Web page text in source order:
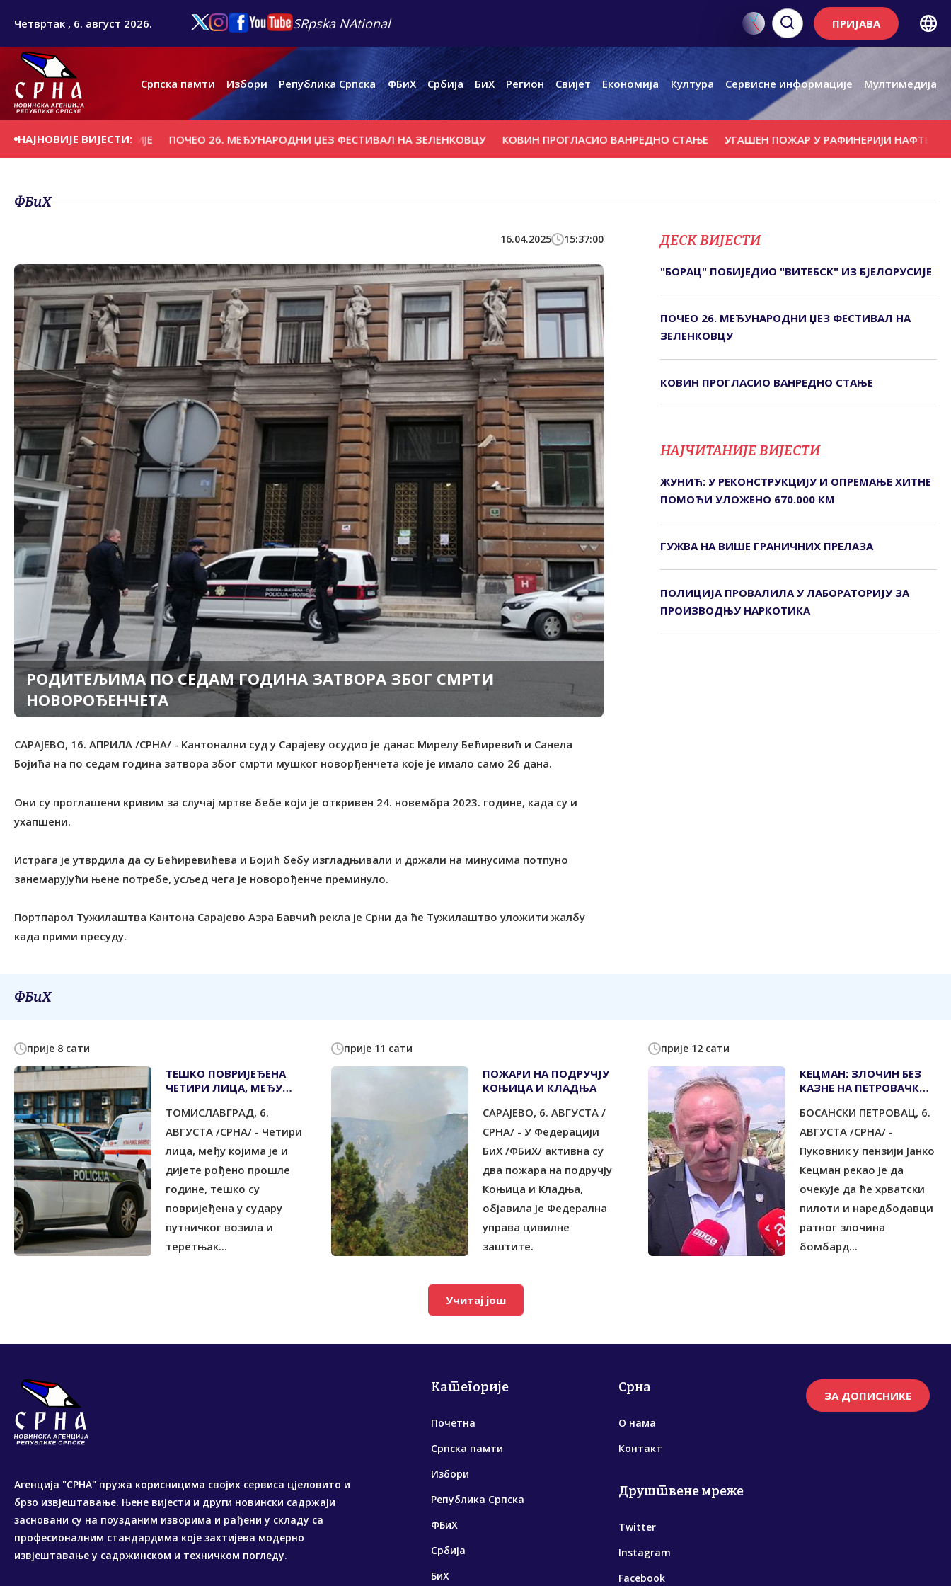
Четвртак , 6. август 2026. SRpska NAtional ПРИЈАВА
Српска памти Избори Република Српска ФБиХ Србија БиХ Регион Свијет Економија Култура Сервисне информације Мултимедија
НАЈНОВИЈЕ ВИЈЕСТИ:
ИЗ БЈЕЛОРУСИЈЕ ПОЧЕО 26. МЕЂУНАРОДНИ ЏЕЗ ФЕСТИВАЛ НА ЗЕЛЕНКОВЦУ КОВИН ПРОГЛАСИО ВАНРЕДНО СТАЊЕ УГАШЕН ПОЖАР У РАФИНЕРИЈИ НАФТЕ ИЗАЗВАН
ФБиХ
16.04.2025 15:37:00
РОДИТЕЉИМА ПО СЕДАМ ГОДИНА ЗАТВОРА ЗБОГ СМРТИ
НОВОРОЂЕНЧЕТА
САРАЈЕВО, 16. АПРИЛА /СРНА/ - Кантонални суд у Сарајеву осудио је данас Мирелу Бећиревић и Санела
Бојића на по седам година затвора због смрти мушког новорђенчета које је имало само 26 дана.
Они су проглашени кривим за случај мртве бебе који је откривен 24. новембра 2023. године, када су и
ухапшени.
Истрага је утврдила да су Бећиревићева и Бојић бебу изгладњивали и држали на минусима потпуно
занемарујући њене потребе, усљед чега је новорођенче преминуло.
Портпарол Тужилаштва Кантона Сарајево Азра Бавчић рекла је Срни да ће Тужилаштво уложити жалбу
када прими пресуду.
ДЕСК ВИЈЕСТИ
"БОРАЦ" ПОБИЈЕДИО "ВИТЕБСК" ИЗ БЈЕЛОРУСИЈЕ
ПОЧЕО 26. МЕЂУНАРОДНИ ЏЕЗ ФЕСТИВАЛ НА
ЗЕЛЕНКОВЦУ
КОВИН ПРОГЛАСИО ВАНРЕДНО СТАЊЕ
НАЈЧИТАНИЈЕ ВИЈЕСТИ
ЖУНИЋ: У РЕКОНСТРУКЦИЈУ И ОПРЕМАЊЕ ХИТНЕ
ПОМОЋИ УЛОЖЕНО 670.000 КМ
ГУЖВА НА ВИШЕ ГРАНИЧНИХ ПРЕЛАЗА
ПОЛИЦИЈА ПРОВАЛИЛА У ЛАБОРАТОРИЈУ ЗА
ПРОИЗВОДЊУ НАРКОТИКА
ФБиХ
прије 8 сати
ТЕШКО ПОВРИЈЕЂЕНА
ЧЕТИРИ ЛИЦА, МЕЂУ
ТОМИСЛАВГРАД, 6.
АВГУСТА /СРНА/ - Четири
лица, међу којима је и
дијете рођено прошле
године, тешко су
повријеђена у судару
путничког возила и
теретњак...
прије 11 сати
ПОЖАРИ НА ПОДРУЧЈУ
КОЊИЦА И КЛАДЊА
САРАЈЕВО, 6. АВГУСТА /
СРНА/ - У Федерацији
БиХ /ФБиХ/ активна су
два пожара на подручју
Коњица и Кладња,
објавила је Федерална
управа цивилне
заштите.
прије 12 сати
КЕЦМАН: ЗЛОЧИН БЕЗ
КАЗНЕ НА ПЕТРОВАЧКОЈ
НОВОГ ГРАДА
БОСАНСКИ ПЕТРОВАЦ, 6.
АВГУСТА /СРНА/ -
Пуковник у пензији Јанко
Кецман рекао је да
очекује да ће хрватски
пилоти и наредбодавци
ратног злочина
бомбард...
Учитај још
Агенција "СРНА" пружа корисницима својих сервиса цјеловито и
брзо извјештавање. Њене вијести и други новински садржаји
засновани су на поузданим изворима и рађени у складу са
професионалним стандардима које захтијева модерно
извјештавање у садржинском и техничком погледу.
Категорије
Почетна
Српска памти
Избори
Република Српска
ФБиХ
Србија
БиХ
Срна
О нама
Контакт
Друштвене мреже
Twitter
Instagram
Facebook
ЗА ДОПИСНИКЕ